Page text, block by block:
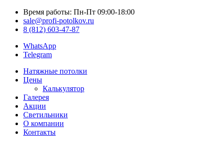
Время работы: Пн-Пт 09:00-18:00
sale@profi-potolkov.ru
8 (812) 603-47-87
WhatsApp
Telegram
Натяжные потолки
Цены
Калькулятор
Галерея
Акции
Светильники
О компании
Контакты